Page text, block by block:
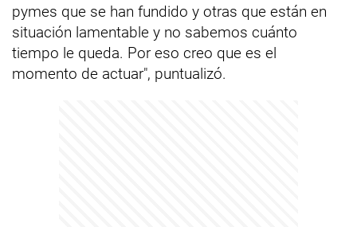
pymes que se han fundido y otras que están en
situación lamentable y no sabemos cuánto
tiempo le queda. Por eso creo que es el
momento de actuar", puntualizó.